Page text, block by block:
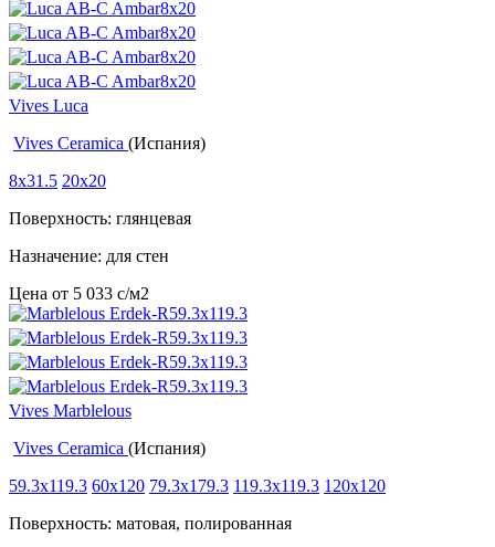
Vives Luca
Vives Ceramica (Испания)
8x31.5 20x20
Поверхность: глянцевая
Назначение: для стен
Цена от 5 033 c/м2
Vives Marblelous
Vives Ceramica (Испания)
59.3x119.3 60x120 79.3x179.3 119.3x119.3 120x120
Поверхность: матовая, полированная